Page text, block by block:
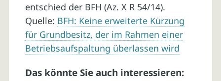
entschied der BFH (Az. X R 54/14).
Quelle: BFH: Keine erweiterte Kürzung
für Grundbesitz, der im Rahmen einer
Betriebsaufspaltung überlassen wird
Das könnte Sie auch interessieren: